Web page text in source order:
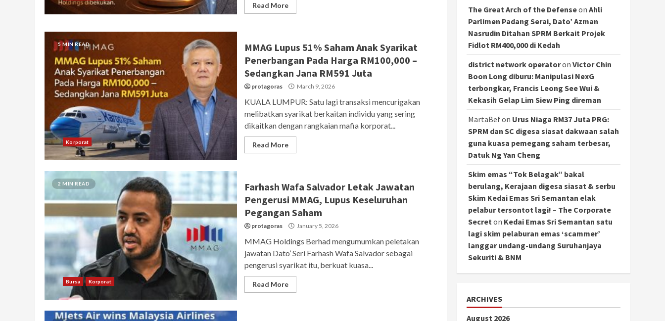
Read More
5 MIN READ
Korporat
MMAG Lupus 51% Saham Anak Syarikat
Penerbangan Pada Harga RM100,000 –
Sedangkan Jana RM591 Juta
protagoras March 9, 2026
KUALA LUMPUR: Satu lagi transaksi mencurigakan
melibatkan syarikat berkaitan individu yang sering
dikaitkan dengan rangkaian mafia korporat...
Read More
2 MIN READ
Bursa Korporat
Farhash Wafa Salvador Letak Jawatan
Pengerusi MMAG, Lupus Keseluruhan
Pegangan Saham
protagoras January 5, 2026
MMAG Holdings Berhad mengumumkan peletakan
jawatan Dato’ Seri Farhash Wafa Salvador sebagai
pengerusi syarikat itu, berkuat kuasa...
Read More
The Great Arch of the Defenseon Ahli
Parlimen Padang Serai, Dato’ Azman
Nasrudin Ditahan SPRM Berkait Projek
Fidlot RM400,000 di Kedah
district network operatoron Victor Chin
Boon Long diburu: Manipulasi NexG
terbongkar, Francis Leong See Wui &
Kekasih Gelap Lim Siew Ping direman
MartaBefon Urus Niaga RM37 Juta PRG:
SPRM dan SC digesa siasat dakwaan salah
guna kuasa pemegang saham terbesar,
Datuk Ng Yan Cheng
Skim emas “Tok Belagak” bakal
berulang, Kerajaan digesa siasat & serbu
Skim Kedai Emas Sri Semantan elak
pelabur tersontot lagi! – The Corporate
Secret on Kedai Emas Sri Semantan satu
lagi skim pelaburan emas ‘scammer’
langgar undang-undang Suruhanjaya
Sekuriti & BNM
ARCHIVES
August 2026